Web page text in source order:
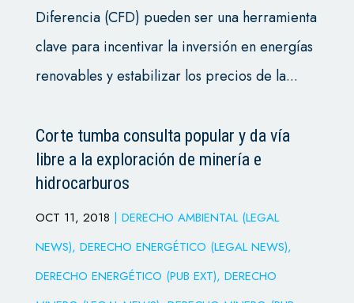
Diferencia (CFD) pueden ser una herramienta
clave para incentivar la inversión en energías
renovables y estabilizar los precios de la...
Corte tumba consulta popular y da vía
libre a la exploración de minería e
hidrocarburos
OCT 11, 2018 | DERECHO AMBIENTAL (LEGAL
NEWS), DERECHO ENERGÉTICO (LEGAL NEWS),
DERECHO ENERGÉTICO (PUB EXT), DERECHO